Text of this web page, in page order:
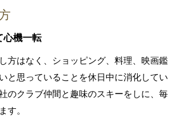
心機一転
方はなく、ショッピング、料理、映画鑑
と思っていることを休日中に消化してい
のクラブ仲間と趣味のスキーをしに、毎
す。